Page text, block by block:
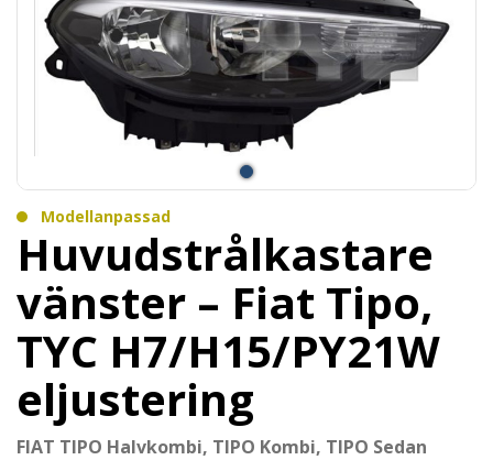
Modellanpassad
Huvudstrålkastare
vänster – Fiat Tipo,
TYC H7/H15/PY21W
eljustering
FIAT TIPO Halvkombi, TIPO Kombi, TIPO Sedan